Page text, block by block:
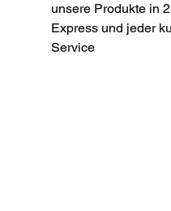
unsere Produkte in
Express und jeder
Service